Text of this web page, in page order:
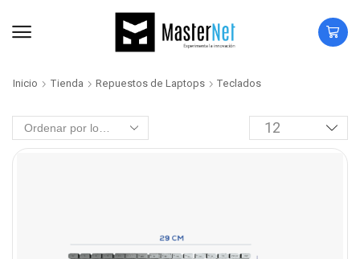
Inicio Tienda Repuestos de Laptops Teclados